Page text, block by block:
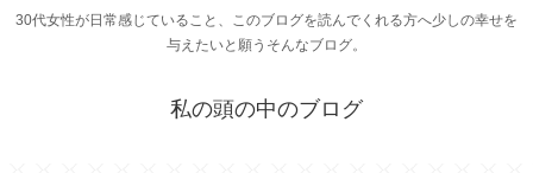
30代女性が日常感じていること、このブログを読んでくれる方へ少しの幸せを
与えたいと願うそんなブログ。
私の頭の中のブログ